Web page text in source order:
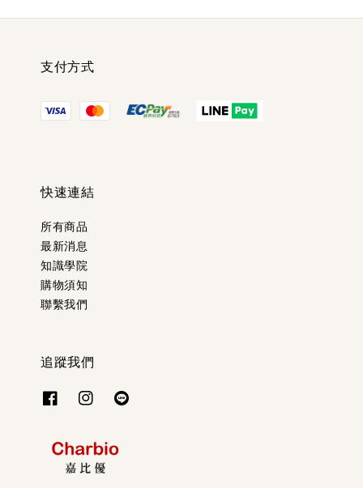
支付方式
快速連結
所有商品
最新消息
知識學院
購物須知
聯繫我們
追蹤我們